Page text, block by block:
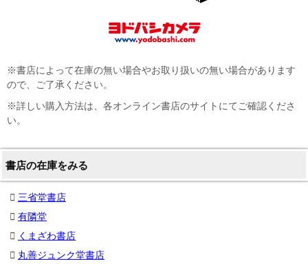
※書店によって在庫の無い場合やお取り扱いの無い場合があります
ので、ご了承ください。
※詳しい購入方法は、各オンライン書店のサイトにてご確認くださ
い。
書店の在庫をみる
三省堂書店
有隣堂
くまざわ書店
丸善ジュンク堂書店